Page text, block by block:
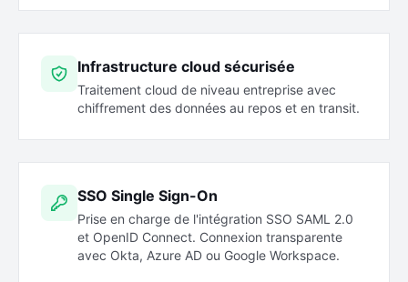
Infrastructure cloud sécurisée
Traitement cloud de niveau entreprise avec
chiffrement des données au repos et en transit.
SSO Single Sign-On
Prise en charge de l'intégration SSO SAML 2.0
et OpenID Connect. Connexion transparente
avec Okta, Azure AD ou Google Workspace.